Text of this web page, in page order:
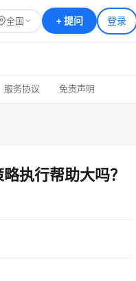
全国 +提问 登录
服务协议 免责声明
执行帮助大吗？